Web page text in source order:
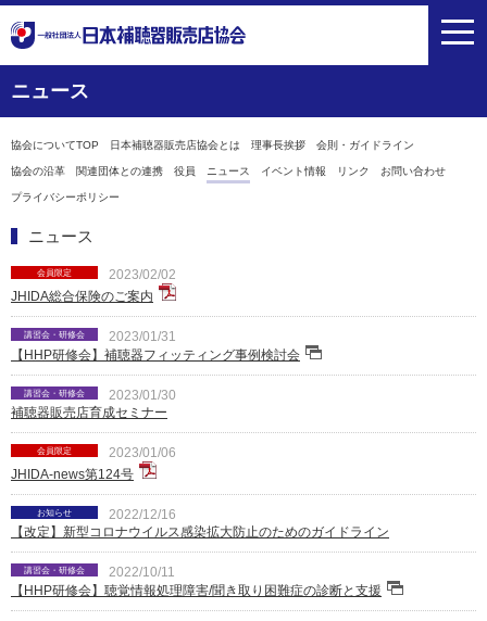
toggle
ニュース
協会についてTOP 日本補聴器販売店協会とは 理事長挨拶 会則・ガイドライン
協会の沿革 関連団体との連携 役員 ニュース イベント情報 リンク お問い合わせ
プライバシーポリシー
ニュース
会員限定
2023/02/02
JHIDA総合保険のご案内
講習会・研修会
2023/01/31
【HHP研修会】補聴器フィッティング事例検討会
講習会・研修会
2023/01/30
補聴器販売店育成セミナー
会員限定
2023/01/06
JHIDA-news第124号
お知らせ
2022/12/16
【改定】新型コロナウイルス感染拡大防止のためのガイドライン
講習会・研修会
2022/10/11
【HHP研修会】聴覚情報処理障害/聞き取り困難症の診断と支援